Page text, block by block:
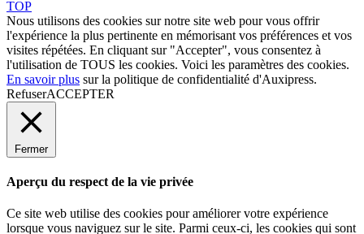
TOP
Nous utilisons des cookies sur notre site web pour vous offrir
l'expérience la plus pertinente en mémorisant vos préférences et vos
visites répétées. En cliquant sur "Accepter", vous consentez à
l'utilisation de TOUS les cookies. Voici les paramètres des cookies.
En savoir plus sur la politique de confidentialité d'Auxipress.
RefuserACCEPTER
Fermer
Aperçu du respect de la vie privée
Ce site web utilise des cookies pour améliorer votre expérience
lorsque vous naviguez sur le site. Parmi ceux-ci, les cookies qui sont